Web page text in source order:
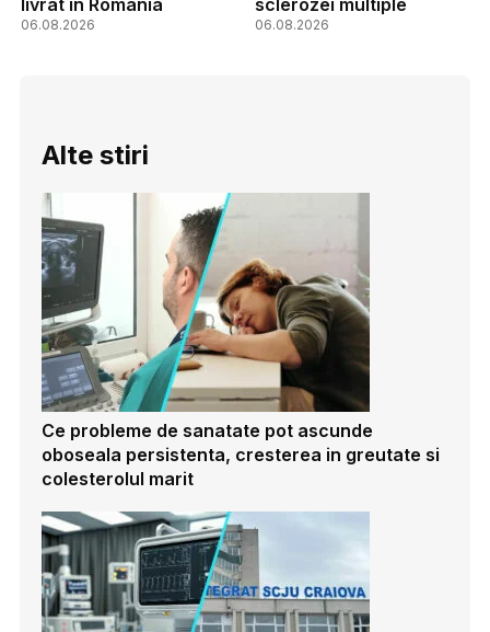
06.08.2026 06.08.2026
Alte stiri
Ce probleme de sanatate pot ascunde
oboseala persistenta, cresterea in greutate si
colesterolul marit